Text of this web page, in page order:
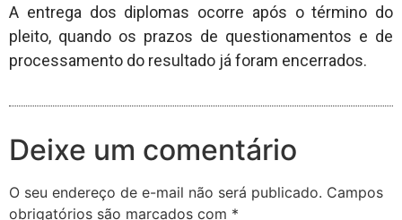
A entrega dos diplomas ocorre após o término do
pleito, quando os prazos de questionamentos e de
processamento do resultado já foram encerrados.
Deixe um comentário
O seu endereço de e-mail não será publicado. Campos
obrigatórios são marcados com *